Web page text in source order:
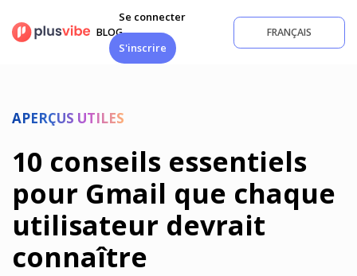
contenu
BLOG
Se connecter
S'inscrire
FRANÇAIS
APERÇUS UTILES
10 conseils essentiels
pour Gmail que chaque
utilisateur devrait
connaître